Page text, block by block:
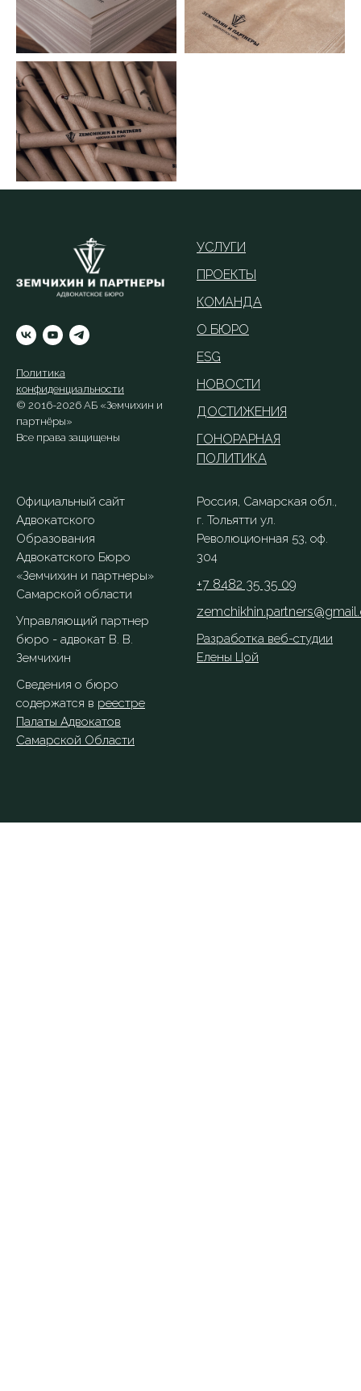
Политика
конфиденциальности
© 2016-2026 АБ «Земчихин и
партнёры»
Все права защищены
УСЛУГИ
ПРОЕКТЫ
КОМАНДА
О БЮРО
ESG
НОВОСТИ
ДОСТИЖЕНИЯ
ГОНОРАРНАЯ
ПОЛИТИКА
Официальный сайт
Адвокатского
Образования
Адвокатского Бюро
«‎Земчихин и партнеры»‎
Самарской области
Управляющий партнер
бюро - адвокат В. В.
Земчихин
Сведения о бюро
содержатся в реестре
Палаты Адвокатов
Самарской Области
Россия, Самарская обл.,
г. Тольятти ул.
Революционная 53, оф.
304
+7 8482 35 35 09
Разработка веб-студии
Елены Цой